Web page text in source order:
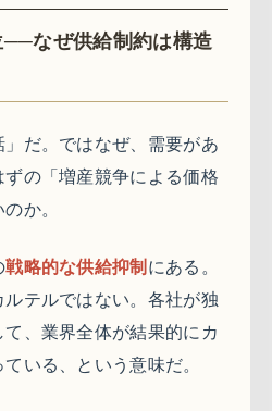
──なぜ供給制約は構造
だ。ではなぜ、需要があ
の「増産競争による価格
か。
戦略的な供給抑制 にある。
テルではない。各社が独
、業界全体が結果的にカ
いる、という意味だ。